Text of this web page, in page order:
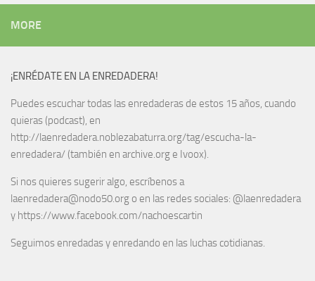
MORE
¡ENRÉDATE EN LA ENREDADERA!
Puedes escuchar todas las enredaderas de estos 15 años, cuando
quieras (podcast), en
http://laenredadera.noblezabaturra.org/tag/escucha-la-
enredadera/ (también en archive.org e Ivoox).
Si nos quieres sugerir algo, escríbenos a
laenredadera@nodo50.org o en las redes sociales: @laenredadera
y https://www.facebook.com/nachoescartin
Seguimos enredadas y enredando en las luchas cotidianas.